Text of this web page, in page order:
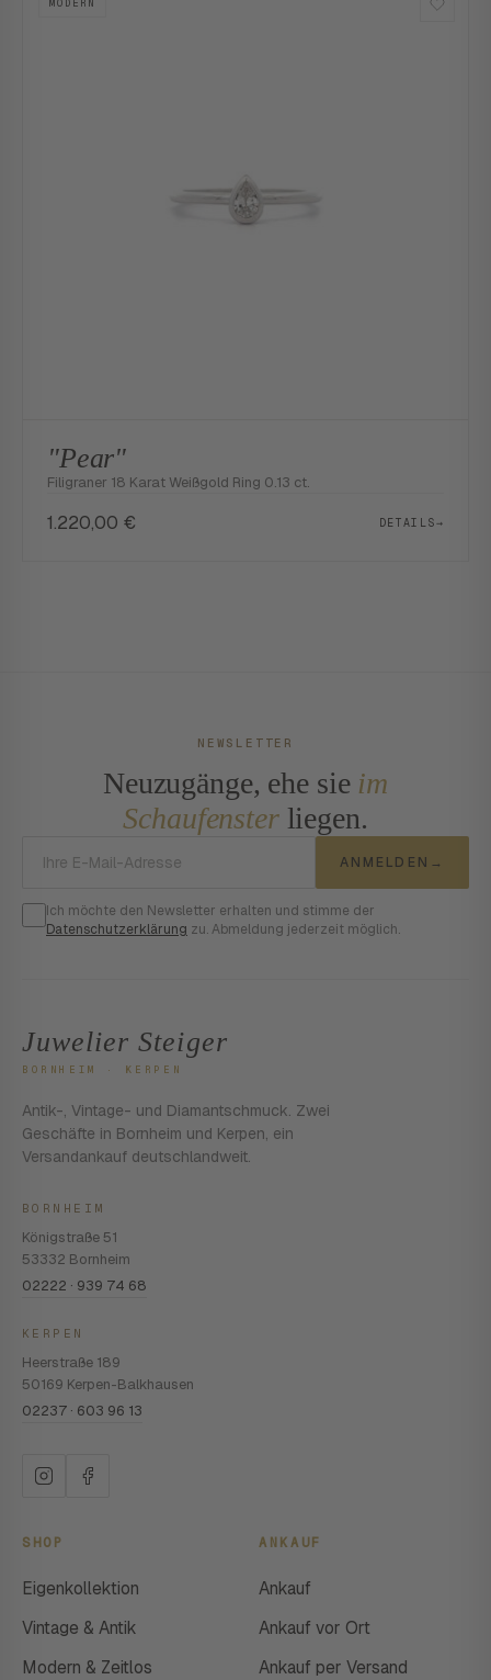
MODERN
"Pear"
Filigraner 18 Karat Weißgold Ring 0.13 ct.
1.220,00 € DETAILS→
NEWSLETTER
Neuzugänge, ehe sie im
Schaufensterliegen.
ANMELDEN →
Ich möchte den Newsletter erhalten und stimme der
Datenschutzerklärung zu. Abmeldung jederzeit möglich.
Juwelier Steiger
BORNHEIM · KERPEN
Antik-, Vintage- und Diamantschmuck. Zwei
Geschäfte in Bornheim und Kerpen, ein
Versandankauf deutschlandweit.
BORNHEIM
Königstraße 51
53332 Bornheim
02222 · 939 74 68
KERPEN
Heerstraße 189
50169 Kerpen-Balkhausen
02237 · 603 96 13
SHOP
Eigenkollektion
Vintage & Antik
Modern & Zeitlos
ANKAUF
Ankauf
Ankauf vor Ort
Ankauf per Versand